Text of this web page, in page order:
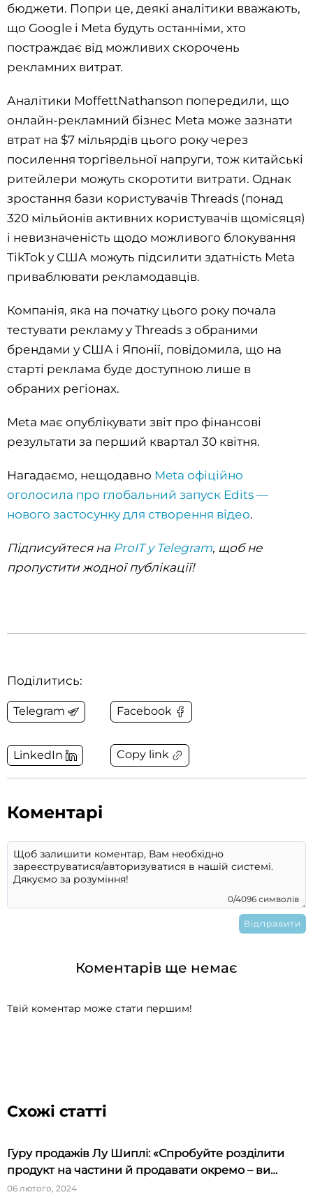
бюджети. Попри це, деякі аналітики вважають,
що Google і Meta будуть останніми, хто
постраждає від можливих скорочень
рекламних витрат.
Аналітики MoffettNathanson попередили, що
онлайн-рекламний бізнес Meta може зазнати
втрат на $7 мільярдів цього року через
посилення торгівельної напруги, тож китайські
ритейлери можуть скоротити витрати. Однак
зростання бази користувачів Threads (понад
320 мільйонів активних користувачів щомісяця)
і невизначеність щодо можливого блокування
TikTok у США можуть підсилити здатність Meta
приваблювати рекламодавців.
Компанія, яка на початку цього року почала
тестувати рекламу у Threads з обраними
брендами у США і Японії, повідомила, що на
старті реклама буде доступною лише в
обраних регіонах.
Meta має опублікувати звіт про фінансові
результати за перший квартал 30 квітня.
Нагадаємо, нещодавно Meta офіційно
оголосила про глобальний запуск Edits —
нового застосунку для створення відео.
Підписуйтеся на ProIT у Telegram, щоб не
пропустити жодної публікації!
Поділитись:
Telegram Facebook
LinkedIn Copy link
Коментарі
0/4096 символів
Коментарів ще немає
Твій коментар може стати першим!
Схожі статті
Гуру продажів Лу Шиплі: «Спробуйте розділити
продукт на частини й продавати окремо – ви
будете вражені»
06 лютого, 2024